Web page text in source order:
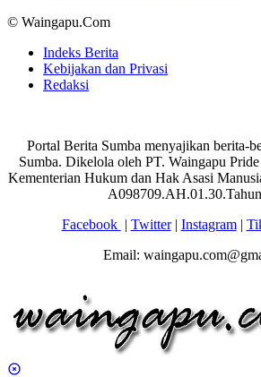
© Waingapu.Com
Indeks Berita
Kebijakan dan Privasi
Redaksi
Portal Berita Sumba menyajikan berita-
Sumba. Dikelola oleh PT. Waingapu
Kementerian Hukum dan Hak Asasi
Facebook | Twitter| Instagram|
Email: